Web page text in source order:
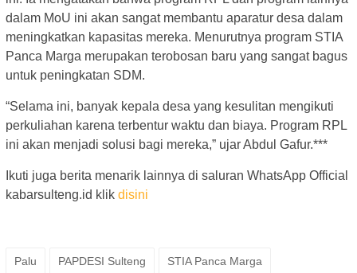
dalam MoU ini akan sangat membantu aparatur desa dalam
meningkatkan kapasitas mereka. Menurutnya program STIA
Panca Marga merupakan terobosan baru yang sangat bagus
untuk peningkatan SDM.
“Selama ini, banyak kepala desa yang kesulitan mengikuti
perkuliahan karena terbentur waktu dan biaya. Program RPL
ini akan menjadi solusi bagi mereka,” ujar Abdul Gafur.***
Ikuti juga berita menarik lainnya di saluran WhatsApp Official
kabarsulteng.id klik disini
Palu PAPDESI Sulteng STIA Panca Marga